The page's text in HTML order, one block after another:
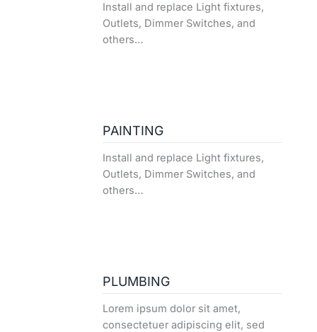
Install and replace Light fixtures,
Outlets, Dimmer Switches, and
others…
PAINTING
Install and replace Light fixtures,
Outlets, Dimmer Switches, and
others…
PLUMBING
Lorem ipsum dolor sit amet,
consectetuer adipiscing elit, sed